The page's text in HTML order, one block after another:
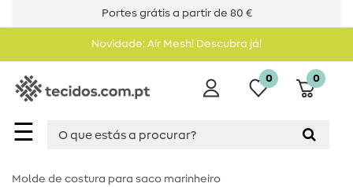
Portes grátis a partir de 80 €
Novidade: Air Mesh! Descubra já!
☰
0 0
Molde de costura para saco marinheiro